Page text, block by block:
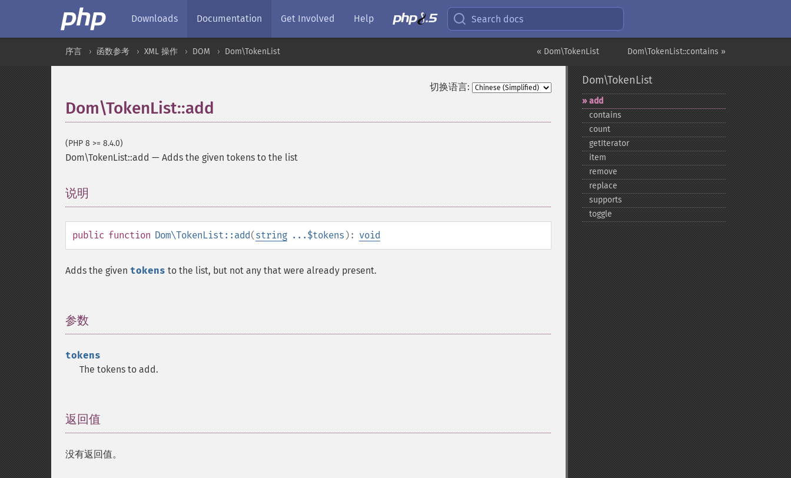
Downloads Documentation Get Involved Help Search docs
Dom\TokenList::contains »
« Dom\TokenList
序言 函数参考 XML 操作 DOM Dom\TokenList
切换语言:
Dom\TokenList::add
(PHP 8 >= 8.4.0)
Dom\TokenList::add — Adds the given tokens to the list
说明
public function Dom\TokenList::add(string ...$tokens ): void
Adds the given tokens to the list, but not any that were already present.
参数
tokens
The tokens to add.
返回值
没有返回值。
Dom\TokenList
add
contains
count
getIterator
item
remove
replace
supports
toggle